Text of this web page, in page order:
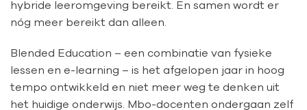
hybride leeromgeving bereikt. En samen wordt er
nóg meer bereikt dan alleen.
Blended Education – een combinatie van fysieke
lessen en e-learning – is het afgelopen jaar in hoog
tempo ontwikkeld en niet meer weg te denken uit
het huidige onderwijs. Mbo-docenten ondergaan zelf